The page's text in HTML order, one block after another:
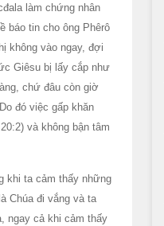
làm chứng nhân
báo tin cho ông Phêrô
không vào ngay, đợi
Giêsu bị lấy cắp như
chứ đâu còn giờ
đó việc gấp khăn
và không bận tâm
khi ta cảm thấy những
Chúa đi vắng và ta
ngay cả khi cảm thấy